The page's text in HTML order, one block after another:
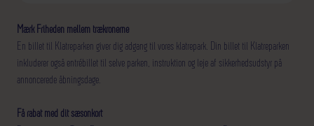
Mærk Friheden mellem trækronerne
En billet til Klatreparken giver dig adgang til vores klatrepark. Din billet til Klatreparken
inkluderer også entrébillet til selve parken, instruktion og leje af sikkerhedsudstyr på
annoncerede åbningsdage.
Få rabat med dit sæsonkort